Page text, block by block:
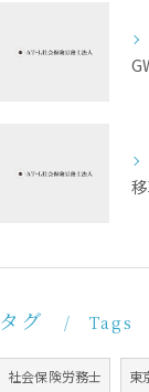
タグ Tags
社会保険労務士 東